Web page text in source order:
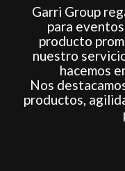
Garri Group
para
producto
nuestro
hacemos
Nos
productos,